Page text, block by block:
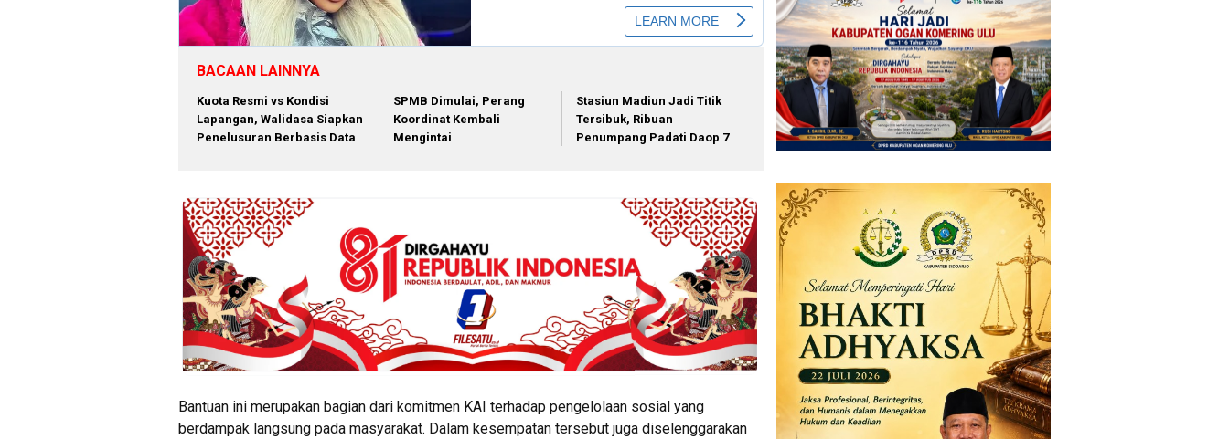
BACAAN LAINNYA
Kuota Resmi vs Kondisi
Lapangan, Walidasa Siapkan
Penelusuran Berbasis Data
SPMB Dimulai, Perang
Koordinat Kembali
Mengintai
Stasiun Madiun Jadi Titik
Tersibuk, Ribuan
Penumpang Padati Daop 7
Bantuan ini merupakan bagian dari komitmen KAI terhadap pengelolaan sosial yang
berdampak langsung pada masyarakat. Dalam kesempatan tersebut juga diselenggarakan